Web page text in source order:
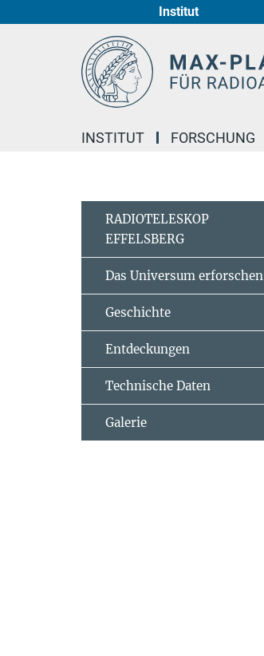
Institut
INSTITUT FORSCHUNG
RADIOTELESKOP
EFFELSBERG
Das Universum erforschen
Geschichte
Entdeckungen
Technische Daten
Galerie